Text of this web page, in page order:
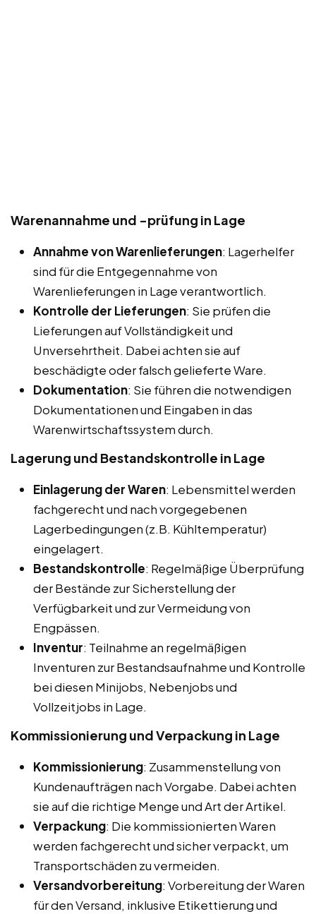
Warenannahme und -prüfung in Lage
Annahme von Warenlieferungen: Lagerhelfer
sind für die Entgegennahme von
Warenlieferungen in Lage verantwortlich.
Kontrolle der Lieferungen: Sie prüfen die
Lieferungen auf Vollständigkeit und
Unversehrtheit. Dabei achten sie auf
beschädigte oder falsch gelieferte Ware.
Dokumentation: Sie führen die notwendigen
Dokumentationen und Eingaben in das
Warenwirtschaftssystem durch.
Lagerung und Bestandskontrolle in Lage
Einlagerung der Waren: Lebensmittel werden
fachgerecht und nach vorgegebenen
Lagerbedingungen (z.B. Kühltemperatur)
eingelagert.
Bestandskontrolle: Regelmäßige Überprüfung
der Bestände zur Sicherstellung der
Verfügbarkeit und zur Vermeidung von
Engpässen.
Inventur: Teilnahme an regelmäßigen
Inventuren zur Bestandsaufnahme und Kontrolle
bei diesen Minijobs, Nebenjobs und
Vollzeitjobs in Lage.
Kommissionierung und Verpackung in Lage
Kommissionierung: Zusammenstellung von
Kundenaufträgen nach Vorgabe. Dabei achten
sie auf die richtige Menge und Art der Artikel.
Verpackung: Die kommissionierten Waren
werden fachgerecht und sicher verpackt, um
Transportschäden zu vermeiden.
Versandvorbereitung: Vorbereitung der Waren
für den Versand, inklusive Etikettierung und